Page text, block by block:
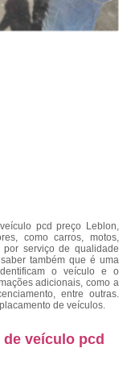
pcd preço Leblon,
como carros, motos,
por serviço de qualidade
também que é uma
o veículo e o
adicionais, como a
entre outras.
de veículos.
veículo pcd